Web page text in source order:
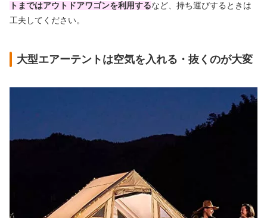
トまではアウトドアワゴンを利用するなど、持ち運びするときは
工夫してください。
大型エアーテントは空気を入れる・抜くのが大変